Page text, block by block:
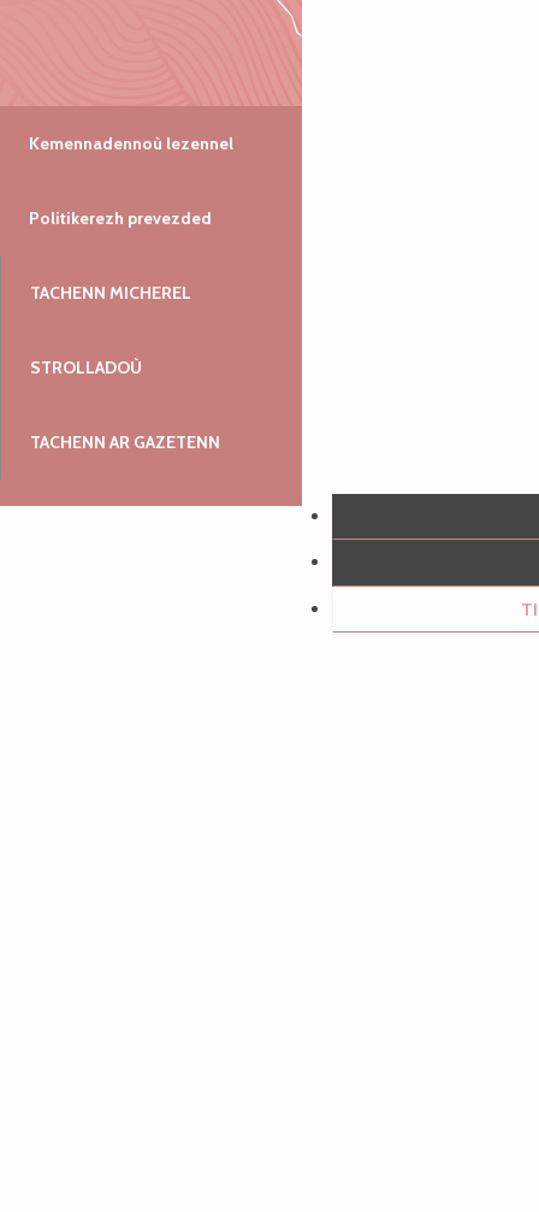
Kemennadennoù lezennel
Politikerezh prevezded
TACHENN MICHEREL
STROLLADOÙ
TACHENN AR GAZETENN